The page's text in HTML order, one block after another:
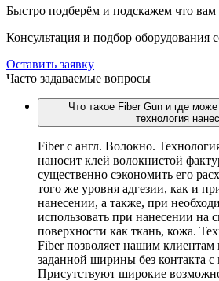
Быстро подберём и подскажем что
Консультация и подбор оборудования
Оставить заявку
Часто задаваемые вопросы
Что такое Fiber Gun и где
технология
Fiber c англ. Волокно.
наносит клей волокнистой
существенно сэкономить его
того же уровня адгезии, как и
нанесении, а также, при
использовать при нанесении на
поверхности как ткань, кожа.
Fiber позволяет нашим клиентам
заданной ширины без контакта с
Присутствуют широкие